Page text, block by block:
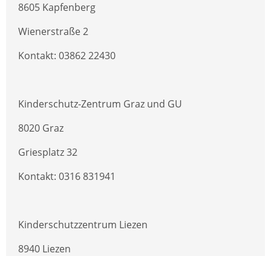
8605 Kapfenberg
Wienerstraße 2
Kontakt: 03862 22430
Kinderschutz-Zentrum Graz und GU
8020 Graz
Griesplatz 32
Kontakt: 0316 831941
Kinderschutzzentrum Liezen
8940 Liezen